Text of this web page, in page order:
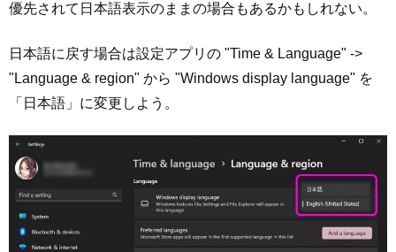
優先されて日本語表示のままの場合もあるかもしれない。
日本語に戻す場合は設定アプリの "Time & Language" ->
"Language & region" から "Windows display language" を
「日本語」に変更しよう。